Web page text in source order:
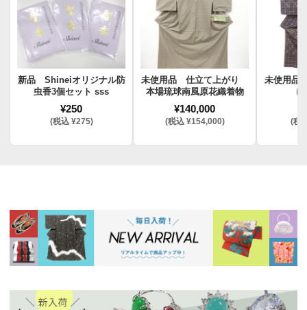
新品 Shineiオリジナル防
虫香3個セット sss
¥250
(税込 ¥275)
未使用品 仕立て上がり
本場琉球南風原花織着物
¥140,000
(税込 ¥154,000)
未使用品
(税